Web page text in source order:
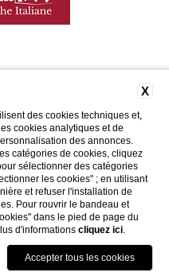
Sicilia
Amari, 1, 91022 Selinunte
TP
REVUE DE PRESSE
X
des cookies techniques et,
cookies analytiques et de
des annonces.
catégories de cookies, cliquez
sélectionner des catégories
les cookies" ; en utilisant
et refuser l'installation de
Pour rouvrir le bandeau et
dans le pied de page du
d'informations cliquez ici.